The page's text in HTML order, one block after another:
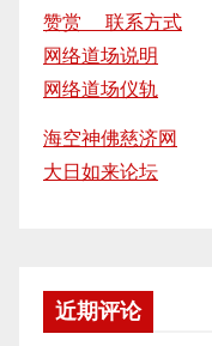
赞赏 联系方式
网络道场说明
网络道场仪轨
海空神佛慈济网
大日如来论坛
近期评论